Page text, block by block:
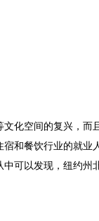
化空间的复兴，而
和餐饮行业的就业
可以发现，纽约州